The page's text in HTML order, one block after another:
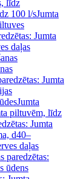
līdz
100 l/sJumta
Jumta
daļas
Jumta
Jumta
piltuvēm, līdz
Jumta
d40–
daļas
paredzētas:
ūdens